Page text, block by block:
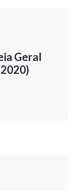
Geral